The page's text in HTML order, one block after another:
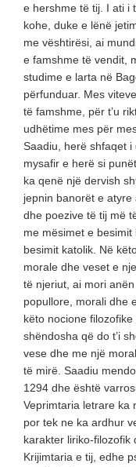
e hershme të tij. I ati i
kohe, duke e lënë
me vështirësi, ai
e famshme të vendit,
studime e larta në
përfunduar. Mes
të famshme, për t’u
udhëtime mes për
Saadiu, herë shfaqet
mysafir e herë si
ka qenë një dervish
jepnin banorët e
dhe poezive të tij më
me mësimet e
besimit katolik. Në
morale dhe veset e
të njeriut, ai mori
popullore, morali dhe
këto nocione
shëndosha që do t’i
vese dhe me një
të mirë. Saadiu
1294 dhe është
Veprimtaria letrare ka
por tek ne ka ardhur
karakter liriko-filozofik
Krijimtaria e tij, edhe